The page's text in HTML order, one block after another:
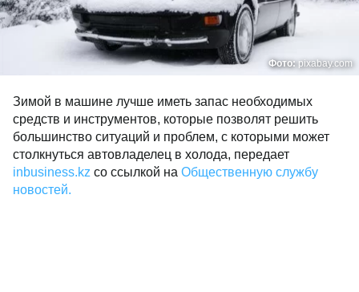
Фото:pixabay.com
Зимой в машине лучше иметь запас необходимых
средств и инструментов, которые позволят решить
большинство ситуаций и проблем, с которыми может
столкнуться автовладелец в холода, передает
inbusiness.kz со ссылкой на Общественную службу
новостей.